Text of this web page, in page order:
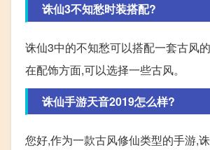
诛仙3不知愁时装搭配?
诛仙3中的不知愁可以搭配一套古风
在配饰方面,可以选择一些古风。
诛仙手游天音2019怎么样?
您好,作为一款古风修仙类型的手游,